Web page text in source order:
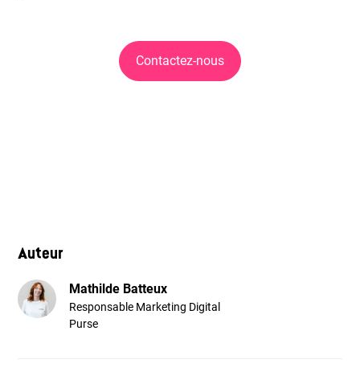
Contactez-nous
Auteur
Mathilde Batteux
Responsable Marketing Digital
Purse